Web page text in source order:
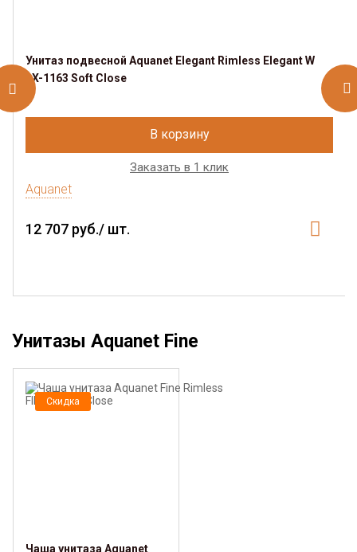
Унитаз подвесной Aquanet Elegant Rimless Elegant W
LX-1163 Soft Close
В корзину
Заказать в 1 клик
Aquanet
12 707 руб./ шт.
Унитазы Aquanet Fine
Скидка
Чаша унитаза Aquanet